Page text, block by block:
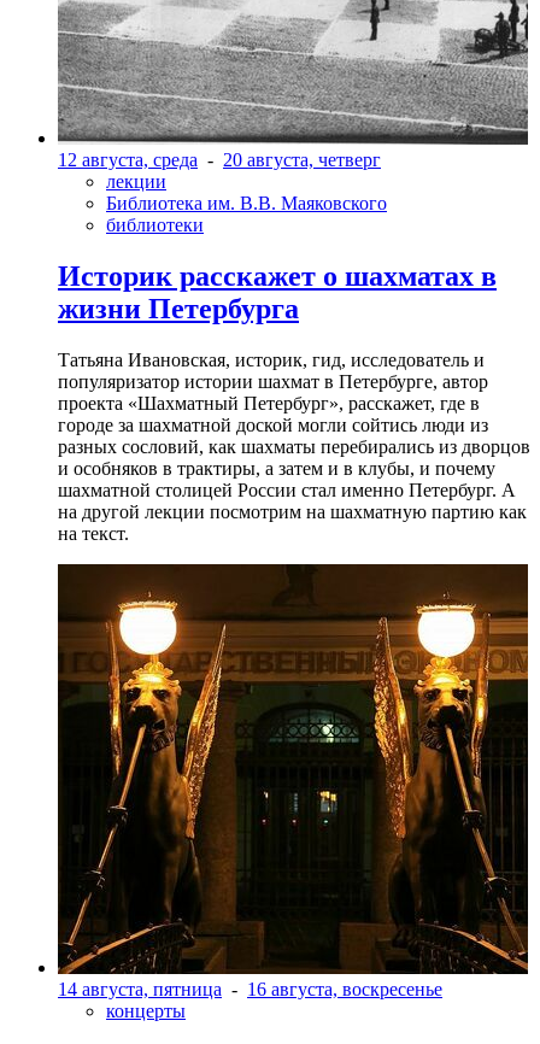
12 августа, среда - 20 августа, четверг
лекции
Библиотека им. В.В. Маяковского
библиотеки
Историк расскажет о шахматах в
жизни Петербурга
Татьяна Ивановская, историк, гид, исследователь и
популяризатор истории шахмат в Петербурге, автор
проекта «Шахматный Петербург», расскажет, где в
городе за шахматной доской могли сойтись люди из
разных сословий, как шахматы перебирались из дворцов
и особняков в трактиры, а затем и в клубы, и почему
шахматной столицей России стал именно Петербург. А
на другой лекции посмотрим на шахматную партию как
на текст.
14 августа, пятница - 16 августа, воскресенье
концерты